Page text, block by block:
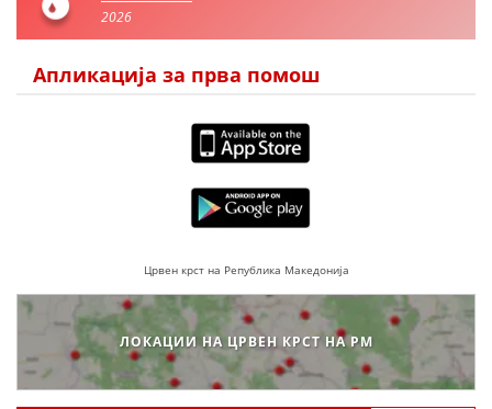
ПРИРАЧНИЦИ
СТРАТЕГИИ
ЕДУКАТИВНО ИНФОРМАТИВНИ МАТЕРИЈАЛИ
БРОШУРИ
ПОСТЕРИ
2026
Апликација за прва помош
Црвен крст на Република Македонија
ЛОКАЦИИ НА ЦРВЕН КРСТ НА РМ